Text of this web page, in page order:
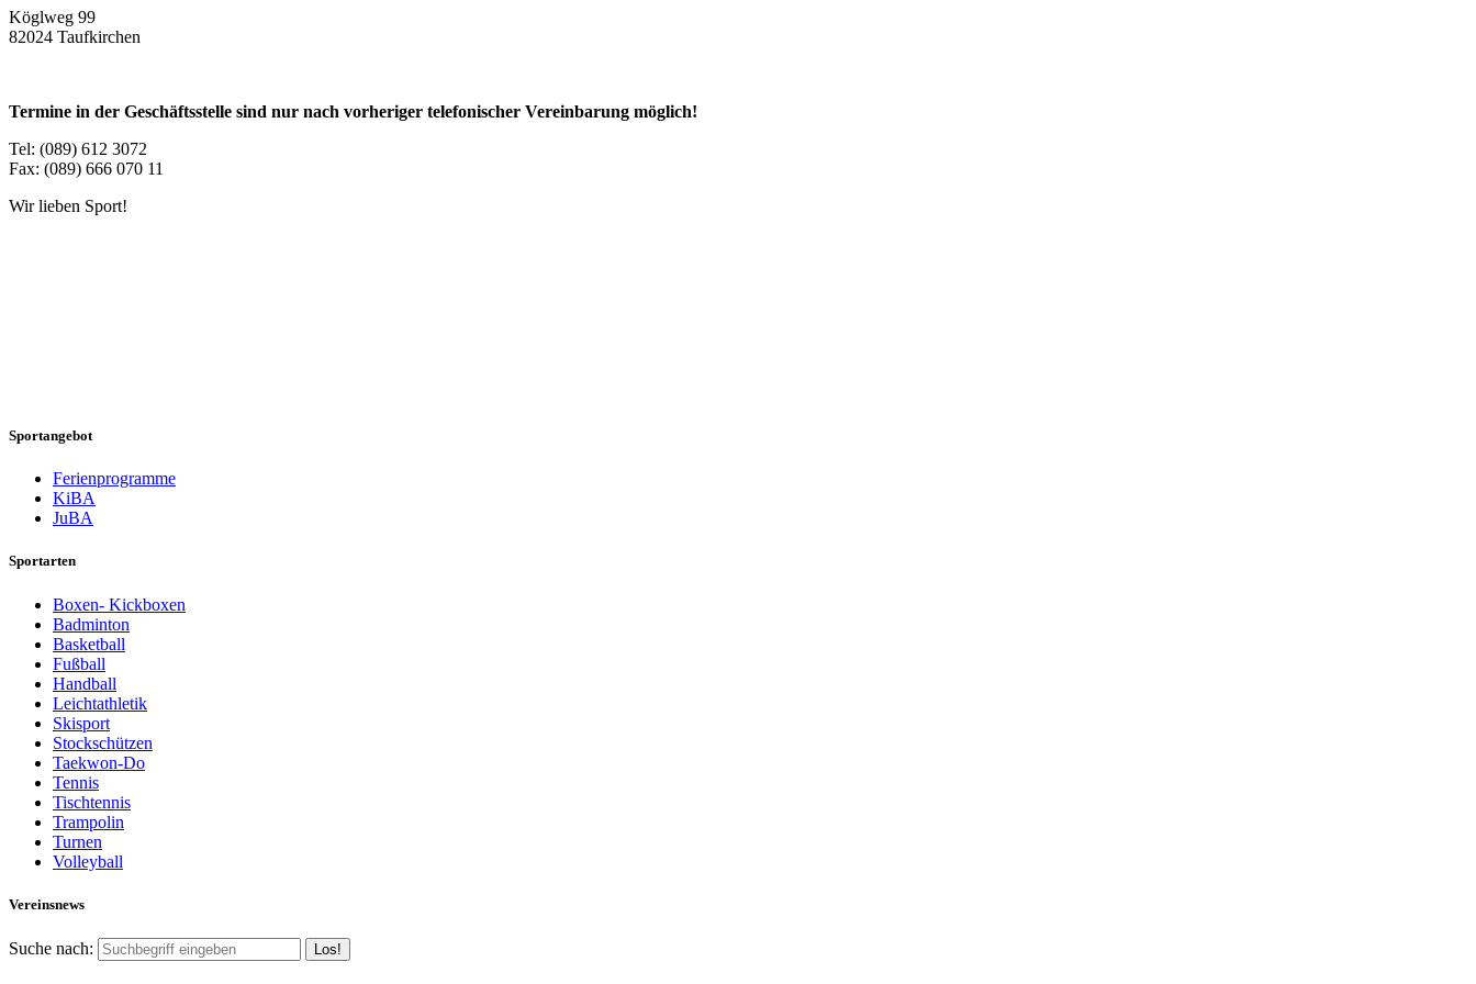
Köglweg 99
82024 Taufkirchen
Termine in der Geschäftsstelle sind nur nach vorheriger telefonischer Vereinbarung möglich!
Tel: (089) 612 3072
Fax: (089) 666 070 11
Wir lieben Sport!
Sportangebot
Ferienprogramme
KiBA
JuBA
Sportarten
Boxen- Kickboxen
Badminton
Basketball
Fußball
Handball
Leichtathletik
Skisport
Stockschützen
Taekwon-Do
Tennis
Tischtennis
Trampolin
Turnen
Volleyball
Vereinsnews
Suche nach: